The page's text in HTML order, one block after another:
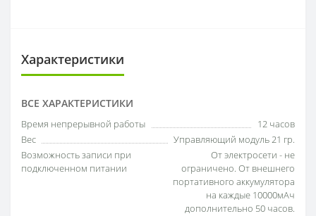
Характеристики
ВСЕ ХАРАКТЕРИСТИКИ
Время непрерывной работы
12 часов
Вес
Управляющий модуль 21 гр.
Возможность записи при
подключенном питании
От электросети - не
ограничено. От внешнего
портативного аккумулятора
на каждые 10000мАч
дополнительно 50 часов.